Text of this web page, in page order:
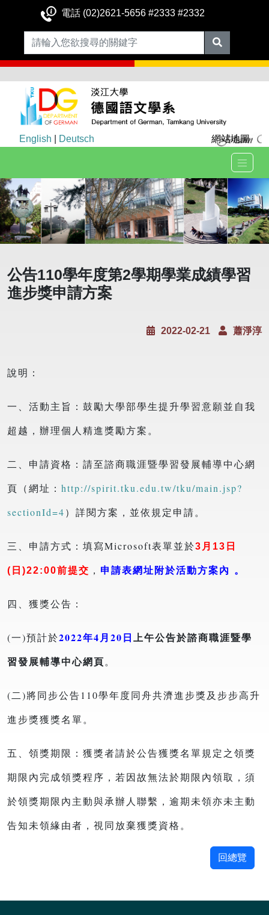
電話 (02)2621-5656 #2333 #2332
English Deutsch 網站地圖
公告110學年度第2學期學業成績學習
進步獎申請方案
2022-02-21 蕭淨淳
說明：
一、活動主旨：鼓勵大學部學生提升學習意願並自我
超越，辦理個人精進獎勵方案。
二、申請資格：請至諮商職涯暨學習發展輔導中心網
頁（網址： http://spirit.tku.edu.tw/tku/main.jsp?
sectionId=4）詳閱方案，並依規定申請。
三、申請方式：填寫Microsoft表單並於3月13日
(日)22:00前提交 ， 申請表網址附於活動方案內 。
四、獲獎公告：
(一)預計於2022年4月20日上午公告於諮商職涯暨學
習發展輔導中心網頁。
(二)將同步公告110學年度同舟共濟進步獎及步步高升
進步獎獲獎名單。
五、領獎期限：獲獎者請於公告獲獎名單規定之領獎
期限內完成領獎程序，若因故無法於期限內領取，須
於領獎期限內主動與承辦人聯繫，逾期未領亦未主動
告知未領緣由者，視同放棄獲獎資格。
回總覽